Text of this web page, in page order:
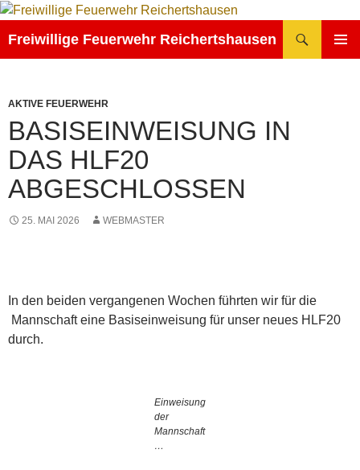
Zum
springen
Freiwillige Feuerwehr Reichertshausen
AKTIVE FEUERWEHR
BASISEINWEISUNG IN
DAS HLF20
ABGESCHLOSSEN
25. MAI 2026 WEBMASTER
In den beiden vergangenen Wochen führten wir für die
Mannschaft eine Basiseinweisung für unser neues HLF20
durch.
Einweisung
der
Mannschaft
…